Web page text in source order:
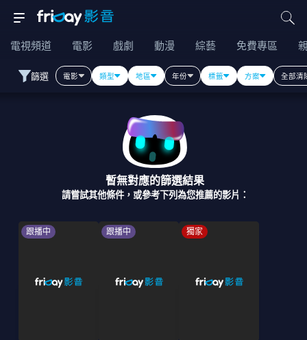
電視頻道 電影 戲劇 動漫 綜藝 免費專區
篩選 電影 類型 地區 年份 標籤 方案 全部清
暫無對應的篩選結果
請嘗試其他條件，或參考下列為您推薦的影片：
跟播中 跟播中 獨家